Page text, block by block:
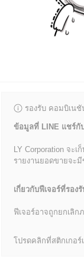
รองรับ คอมบิเน
ข้อมูลที่ LINE แชร์กับ
LY Corporation จะ
รายงานยอดขายจะ
เกี่ยวกับฟีเจอร์ที่รองรั
ฟีเจอร์อาจถูกยกเลิก
โปรดคลิกที่สติกเกอร์